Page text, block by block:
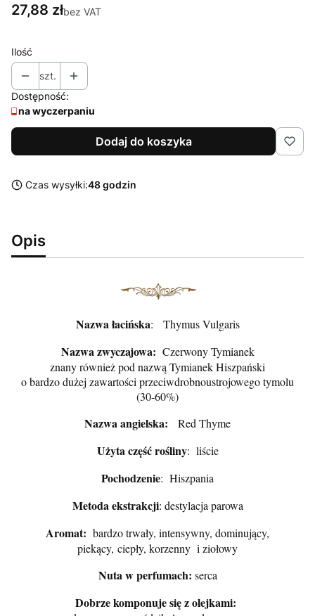
Cena
27,88 złbez VAT
Ilość
szt.
Dostępność:
na wyczerpaniu
Dodaj do koszyka
Czas wysyłki:48 godzin
Opis
Nazwa łacińska: Thymus Vulgaris
Nazwa zwyczajowa: Czerwony Tymianek
znany również pod nazwą Tymianek Hiszpański
o bardzo dużej zawartości przeciwdrobnoustrojowego tymolu
(30-60%)
Nazwa angielska: Red Thyme
Użyta część rośliny: liście
Pochodzenie: Hiszpania
Metoda ekstrakcji: destylacja parowa
Aromat: bardzo trwały, intensywny, dominujący,
piekący, ciepły, korzenny i ziołowy
Nuta w perfumach: serca
Dobrze komponuje się z olejkami: